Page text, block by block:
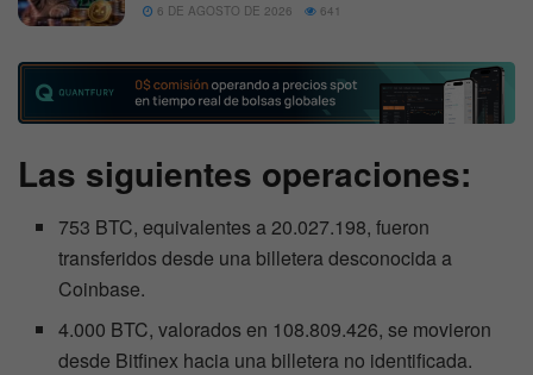
6 DE AGOSTO DE 2026 641
Las siguientes operaciones:
753 BTC, equivalentes a 20.027.198, fueron
transferidos desde una billetera desconocida a
Coinbase.
4.000 BTC, valorados en 108.809.426, se movieron
desde Bitfinex hacia una billetera no identificada.